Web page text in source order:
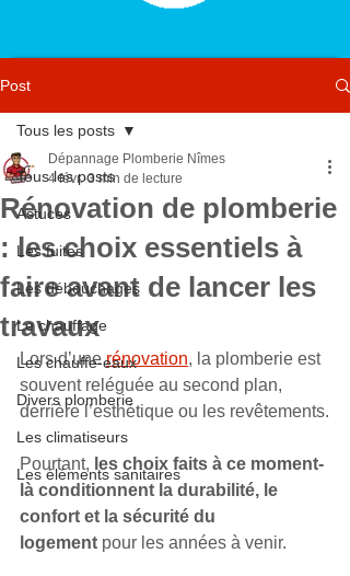
Post
Tous les posts
Astuces
Les fuites
Les débouchages
Le chauffage
Les chauffe-eaux
Divers plomberie
Les climatiseurs
Les éléments sanitaires
Tous les posts
Rénovation de plomberie
: les choix essentiels à
faire avant de lancer les
travaux
Dépannage Plomberie Nîmes
4 févr. 3 min de lecture
Lors d’une rénovation, la plomberie est
souvent reléguée au second plan,
derrière l’esthétique ou les revêtements.
Pourtant, les choix faits à ce moment-
là conditionnent la durabilité, le
confort et la sécurité du
logement pour les années à venir.